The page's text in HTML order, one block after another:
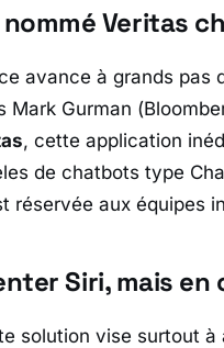
Veritas
avance à grands pas
Mark Gurman (
, cette application
de chatbots type
réservée aux équipes
Siri, mais en
solution vise surtout